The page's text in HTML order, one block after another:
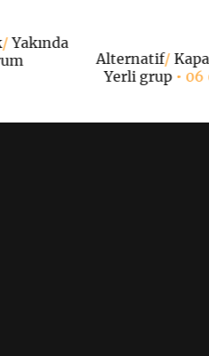
/Yakında
Alternatif/
Yerli grup• 06